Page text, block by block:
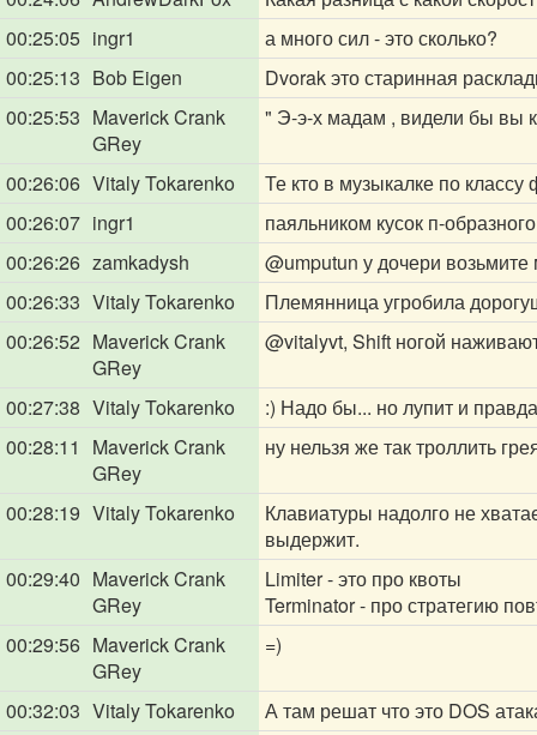
00:25:05 ingr1
а много сил - это сколько?
00:25:13 Bob Eigen
Dvorak это старинная
00:25:53 Maverick Crank
GRey
" Э-э-х мадам , видели бы вы
00:26:06 Vitaly Tokarenko
Те кто в музыкалке по
00:26:07 ingr1
паяльником кусок п-
00:26:26 zamkadysh @umputun у дочери возьмите
00:26:33 Vitaly Tokarenko
Племянница угробила
00:26:52 Maverick Crank
GRey
@vitalyvt, Shift ногой
00:27:38 Vitaly Tokarenko
:) Надо бы... но лупит и
00:28:11
Maverick Crank
GRey
ну нельзя же так троллить
00:28:19 Vitaly Tokarenko
Клавиатуры надолго не
выдержит.
00:29:40 Maverick Crank
GRey
Limiter - это про квоты
Terminator - про стратегию
00:29:56 Maverick Crank
GRey
=)
00:32:03 Vitaly Tokarenko
А там решат что это DOS